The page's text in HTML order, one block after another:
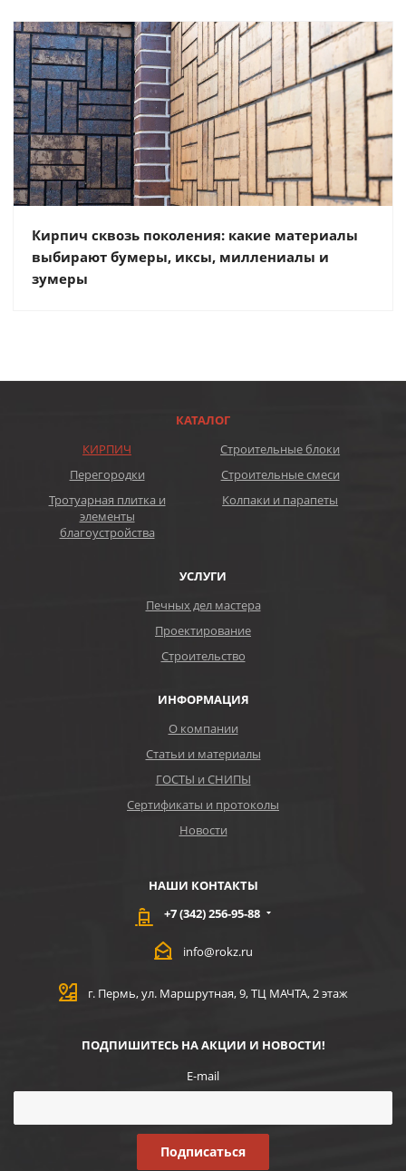
Кирпич сквозь поколения: какие материалы
выбирают бумеры, иксы, миллениалы и
зумеры
КАТАЛОГ
КИРПИЧ
Строительные блоки
Перегородки
Строительные смеси
Тротуарная плитка и
элементы
благоустройства
Колпаки и парапеты
УСЛУГИ
Печных дел мастера
Проектирование
Строительство
ИНФОРМАЦИЯ
О компании
Статьи и материалы
ГОСТЫ и СНИПЫ
Сертификаты и протоколы
Новости
НАШИ КОНТАКТЫ
+7 (342) 256-95-88
info@rokz.ru
г. Пермь, ул. Маршрутная, 9, ТЦ МАЧТА, 2 этаж
ПОДПИШИТЕСЬ НА АКЦИИ И НОВОСТИ!
E-mail